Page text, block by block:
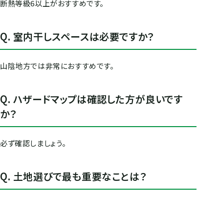
断熱等級6以上がおすすめです。
Q. 室内干しスペースは必要ですか？
山陰地方では非常におすすめです。
Q. ハザードマップは確認した方が良いです
か？
必ず確認しましょう。
Q. 土地選びで最も重要なことは？